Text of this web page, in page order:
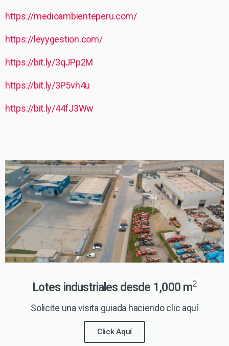
https://medioambienteperu.com/
https://leyygestion.com/
https://bit.ly/3qJPp2M
https://bit.ly/3P5vh4u
https://bit.ly/44fJ3Ww
Lotes industriales desde 1,000 m2
Solicite una visita guiada haciendo clic aquí
Click Aquí